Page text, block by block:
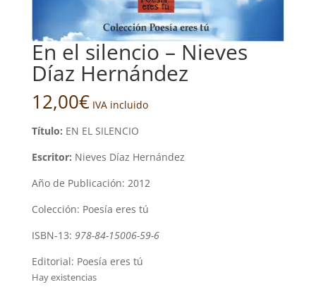
En el silencio – Nieves
Díaz Hernández
12,00€ IVA incluido
Título: EN EL SILENCIO
Escritor: Nieves Díaz Hernández
Año de Publicación: 2012
Colección: Poesía eres tú
ISBN-13: 978-84-15006-59-6
Editorial: Poesía eres tú
Hay existencias